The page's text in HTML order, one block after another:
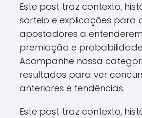
Este post traz contexto,
sorteio e explicações para
apostadores a
premiação e
Acompanhe nossa
resultados para ver
anteriores e tendências.
Este post traz contexto,